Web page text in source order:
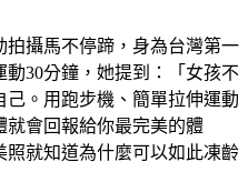
拍攝馬不停蹄，身為台灣第一
30分鐘，她提到：「女孩不
。用跑步機、簡單拉伸運動
就會回報給你最完美的體
就知道為什麼可以如此凍齡